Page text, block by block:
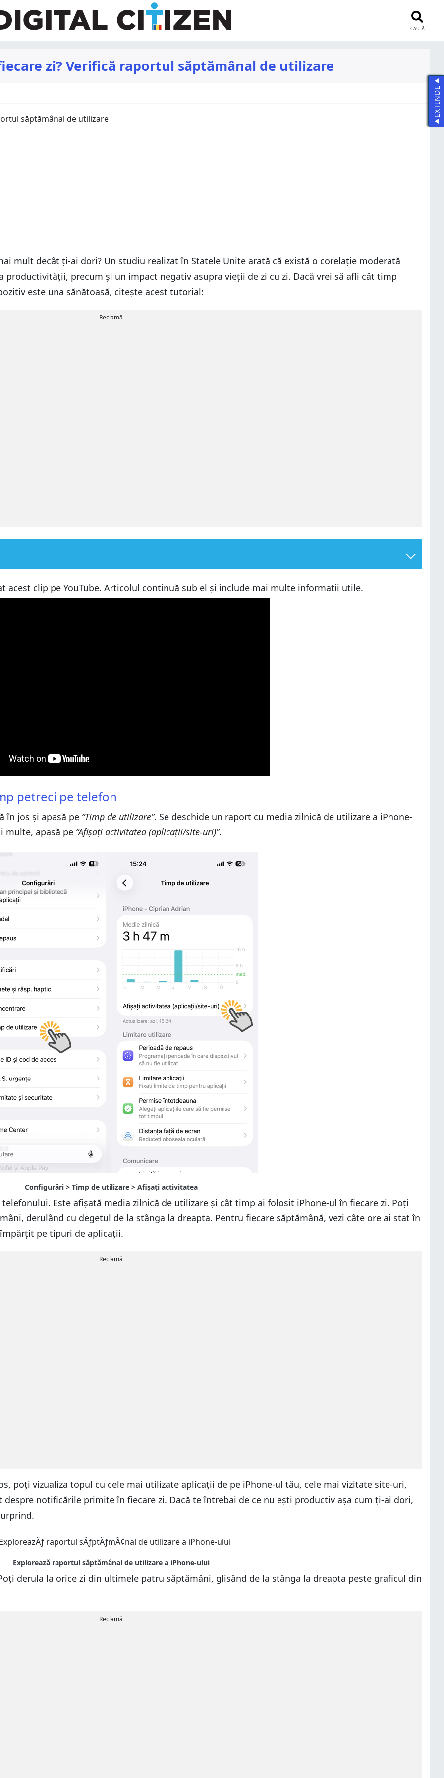
CAUTĂ
zi? Verifică raportul săptămânal de utilizare
mult decât ți-ai dori? Un studiu realizat în Statele Unite arată că există o corelație moderată
productivității, precum și un impact negativ asupra vieții de zi cu zi. Dacă vrei să afli cât timp
este una sănătoasă, citește acest tutorial:
Reclamă
acest clip pe YouTube. Articolul continuă sub el și include mai multe informații utile.
petreci pe telefon
în jos și apasă pe “Timp de utilizare”. Se deschide un raport cu media zilnică de utilizare a iPhone-
multe, apasă pe “Afișați activitatea (aplicații/site-uri)”.
Este afișată media zilnică de utilizare și cât timp ai folosit iPhone-ul în fiecare zi. Poți
derulând cu degetul de la stânga la dreapta. Pentru fiecare săptămână, vezi câte ore ai stat în
pe tipuri de aplicații.
Reclamă
poți vizualiza topul cu cele mai utilizate aplicații de pe iPhone-ul tău, cele mai vizitate site-uri,
notificările primite în fiecare zi. Dacă te întrebai de ce nu ești productiv așa cum ți-ai dori,
derula la orice zi din ultimele patru săptămâni, glisând de la stânga la dreapta peste graficul din
Reclamă
EXTINDE